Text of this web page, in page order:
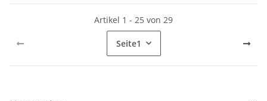
Artikel 1 - 25 von 29
Seite1